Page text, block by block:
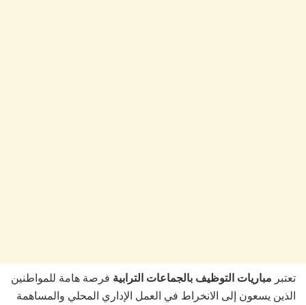
تعتبر مباريات التوظيف بالجماعات الترابية فرصة هامة للمواطنين
الذين يسعون إلى الانخراط في العمل الإداري المحلي والمساهمة